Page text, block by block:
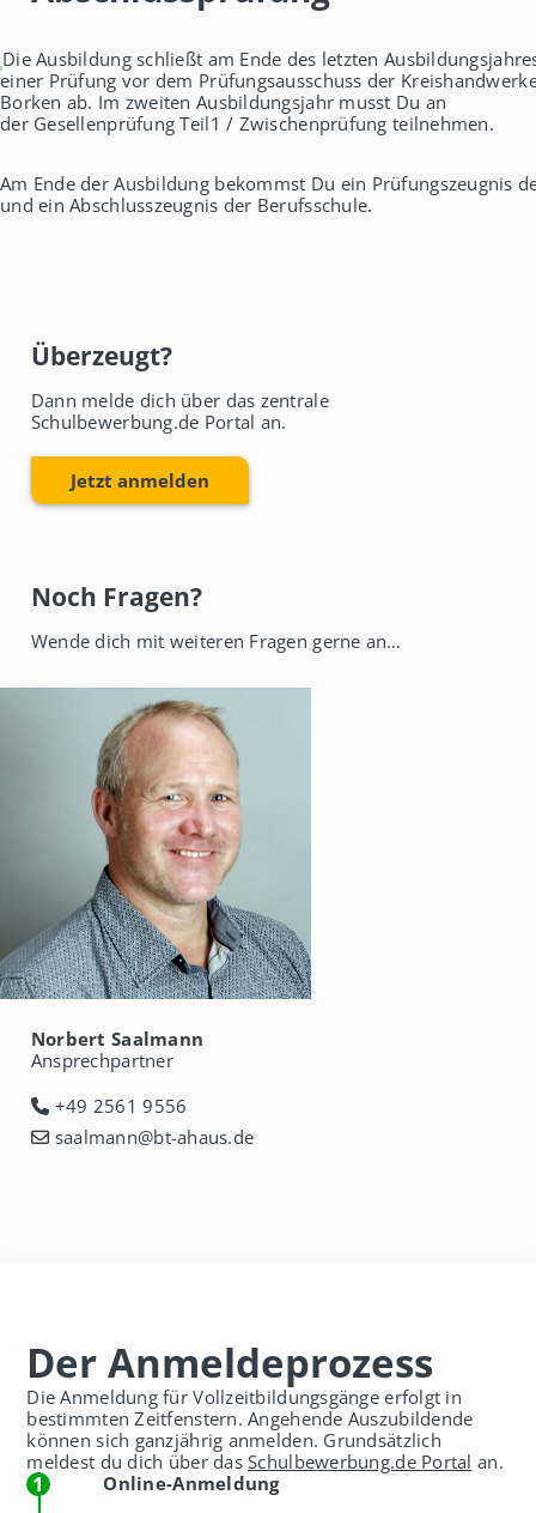
Die Ausbildung schließt am Ende des letzten
einer Prüfung vor dem Prüfungsausschuss der
Borken ab. Im zweiten Ausbildungsjahr musst Du an
der Gesellenprüfung Teil1 / Zwischenprüfung teilnehmen.
Am Ende der Ausbildung bekommst Du ein Prüfungszeugnis
und ein Abschlusszeugnis der Berufsschule.
Überzeugt?
Dann melde dich über das zentrale
Schulbewerbung.de Portal an.
Jetzt anmelden
Noch Fragen?
Wende dich mit weiteren Fragen gerne an…
Norbert Saalmann
Ansprechpartner
+49 2561 9556
saalmann@bt-ahaus.de
Der Anmeldeprozess
Die Anmeldung für Vollzeitbildungsgänge erfolgt in
bestimmten Zeitfenstern. Angehende Auszubildende
können sich ganzjährig anmelden. Grundsätzlich
meldest du dich über dasSchulbewerbung.de Portal an.
Online-Anmeldung